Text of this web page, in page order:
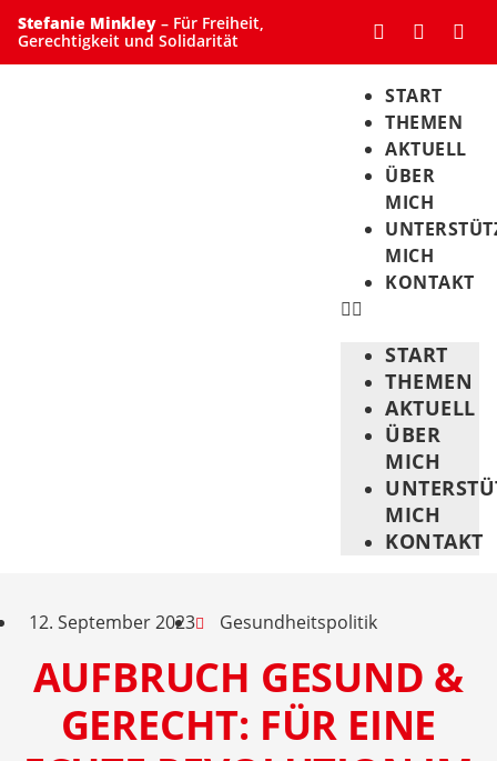
Stefanie Minkley – Für Freiheit,
Gerechtigkeit und Solidarität
START
THEMEN
AKTUELL
ÜBER
MICH
MICH
KONTAKT
START
THEMEN
AKTUELL
ÜBER
MICH
MICH
KONTAKT
12. September 2023 Gesundheitspolitik
AUFBRUCH GESUND &
GERECHT: FÜR EINE